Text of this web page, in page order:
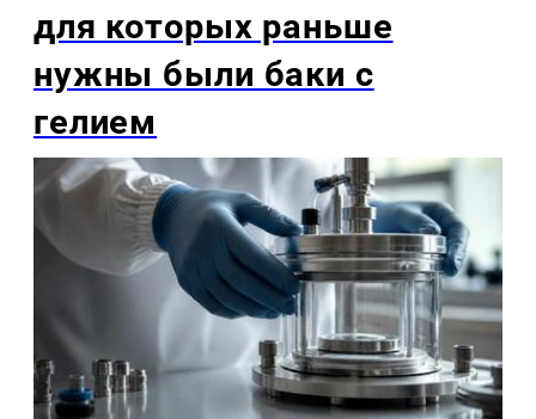
для которых раньше
нужны были баки с
гелием